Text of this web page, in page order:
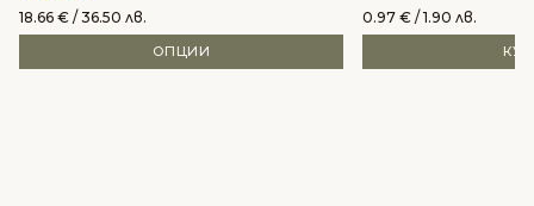
18.66 € / 36.50 лв.
ОПЦИИ
0.97 € / 1.90 лв.